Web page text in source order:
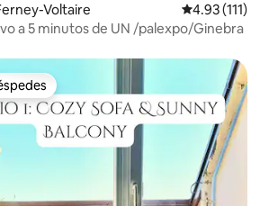
Voltaire Calificación
4.93 (111)
a 5 minutos de UN /palexpo/Ginebra